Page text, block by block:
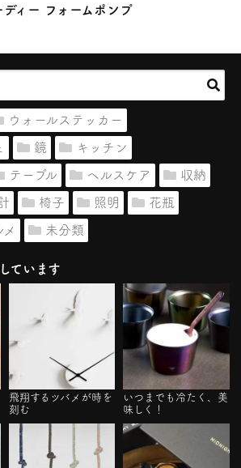
ィー フォームポンプ
ウォールステッカー
鏡 キッチン
テーブル ヘルスケア 収納
椅子 照明 花瓶
未分類
ています
飛翔するツバメが時を
刻む
いつまでも冷たく、美
味しく！